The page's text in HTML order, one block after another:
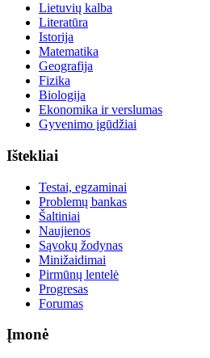
Lietuvių kalba
Literatūra
Istorija
Matematika
Geografija
Fizika
Biologija
Ekonomika ir verslumas
Gyvenimo įgūdžiai
Ištekliai
Testai, egzaminai
Problemų bankas
Šaltiniai
Naujienos
Sąvokų žodynas
Minižaidimai
Pirmūnų lentelė
Progresas
Forumas
Įmonė